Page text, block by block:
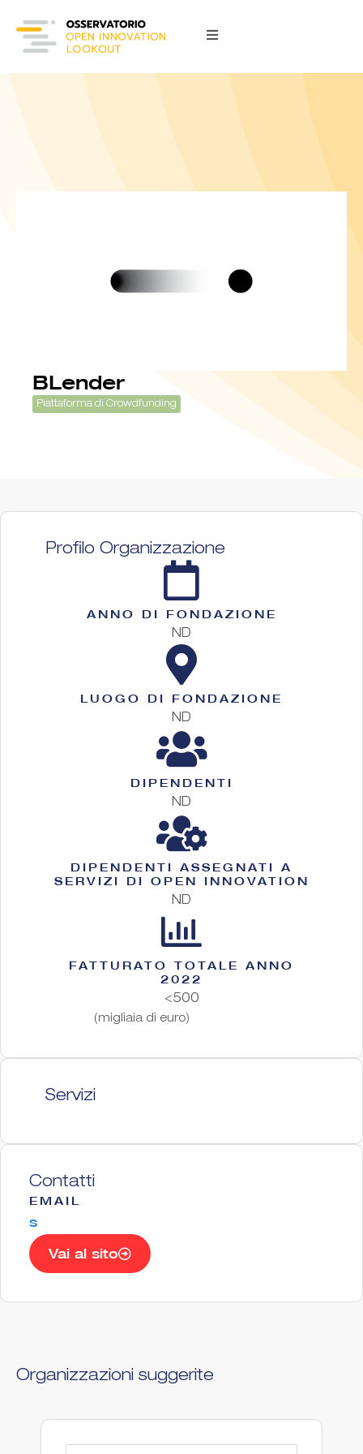
BLender
Piattaforma di Crowdfunding
Profilo Organizzazione
ANNO DI FONDAZIONE
ND
LUOGO DI FONDAZIONE
ND
DIPENDENTI
ND
DIPENDENTI ASSEGNATI A
SERVIZI DI OPEN INNOVATION
ND
FATTURATO TOTALE ANNO
2022
<500
(migliaia di euro)
Servizi
Contatti
EMAIL
s
Vai al sito
Organizzazioni suggerite